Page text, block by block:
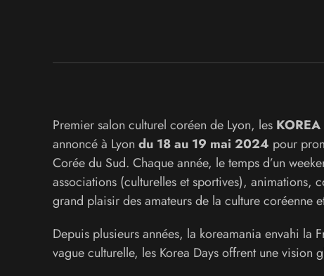
Premier salon culturel coréen de Lyon, les KOREA
annoncé à Lyon du 18 au 19 mai 2024 pour
Corée du Sud. Chaque année, le temps d’un
associations (culturelles et sportives), animations,
grand plaisir des amateurs de la culture coréenne
Depuis plusieurs années, la koreamania envahi la
vague culturelle, les Korea Days offrent une vision